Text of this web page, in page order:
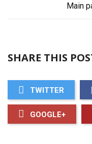
Main
SHARE THIS
TWITTER
GOOGLE+